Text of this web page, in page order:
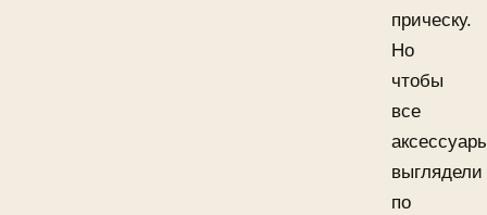
прическу.
Но
чтобы
все
выглядели
по